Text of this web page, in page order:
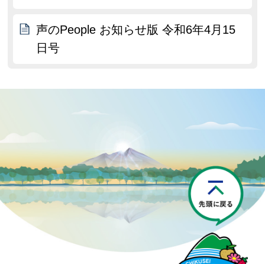
声のPeople お知らせ版 令和6年4月15
日号